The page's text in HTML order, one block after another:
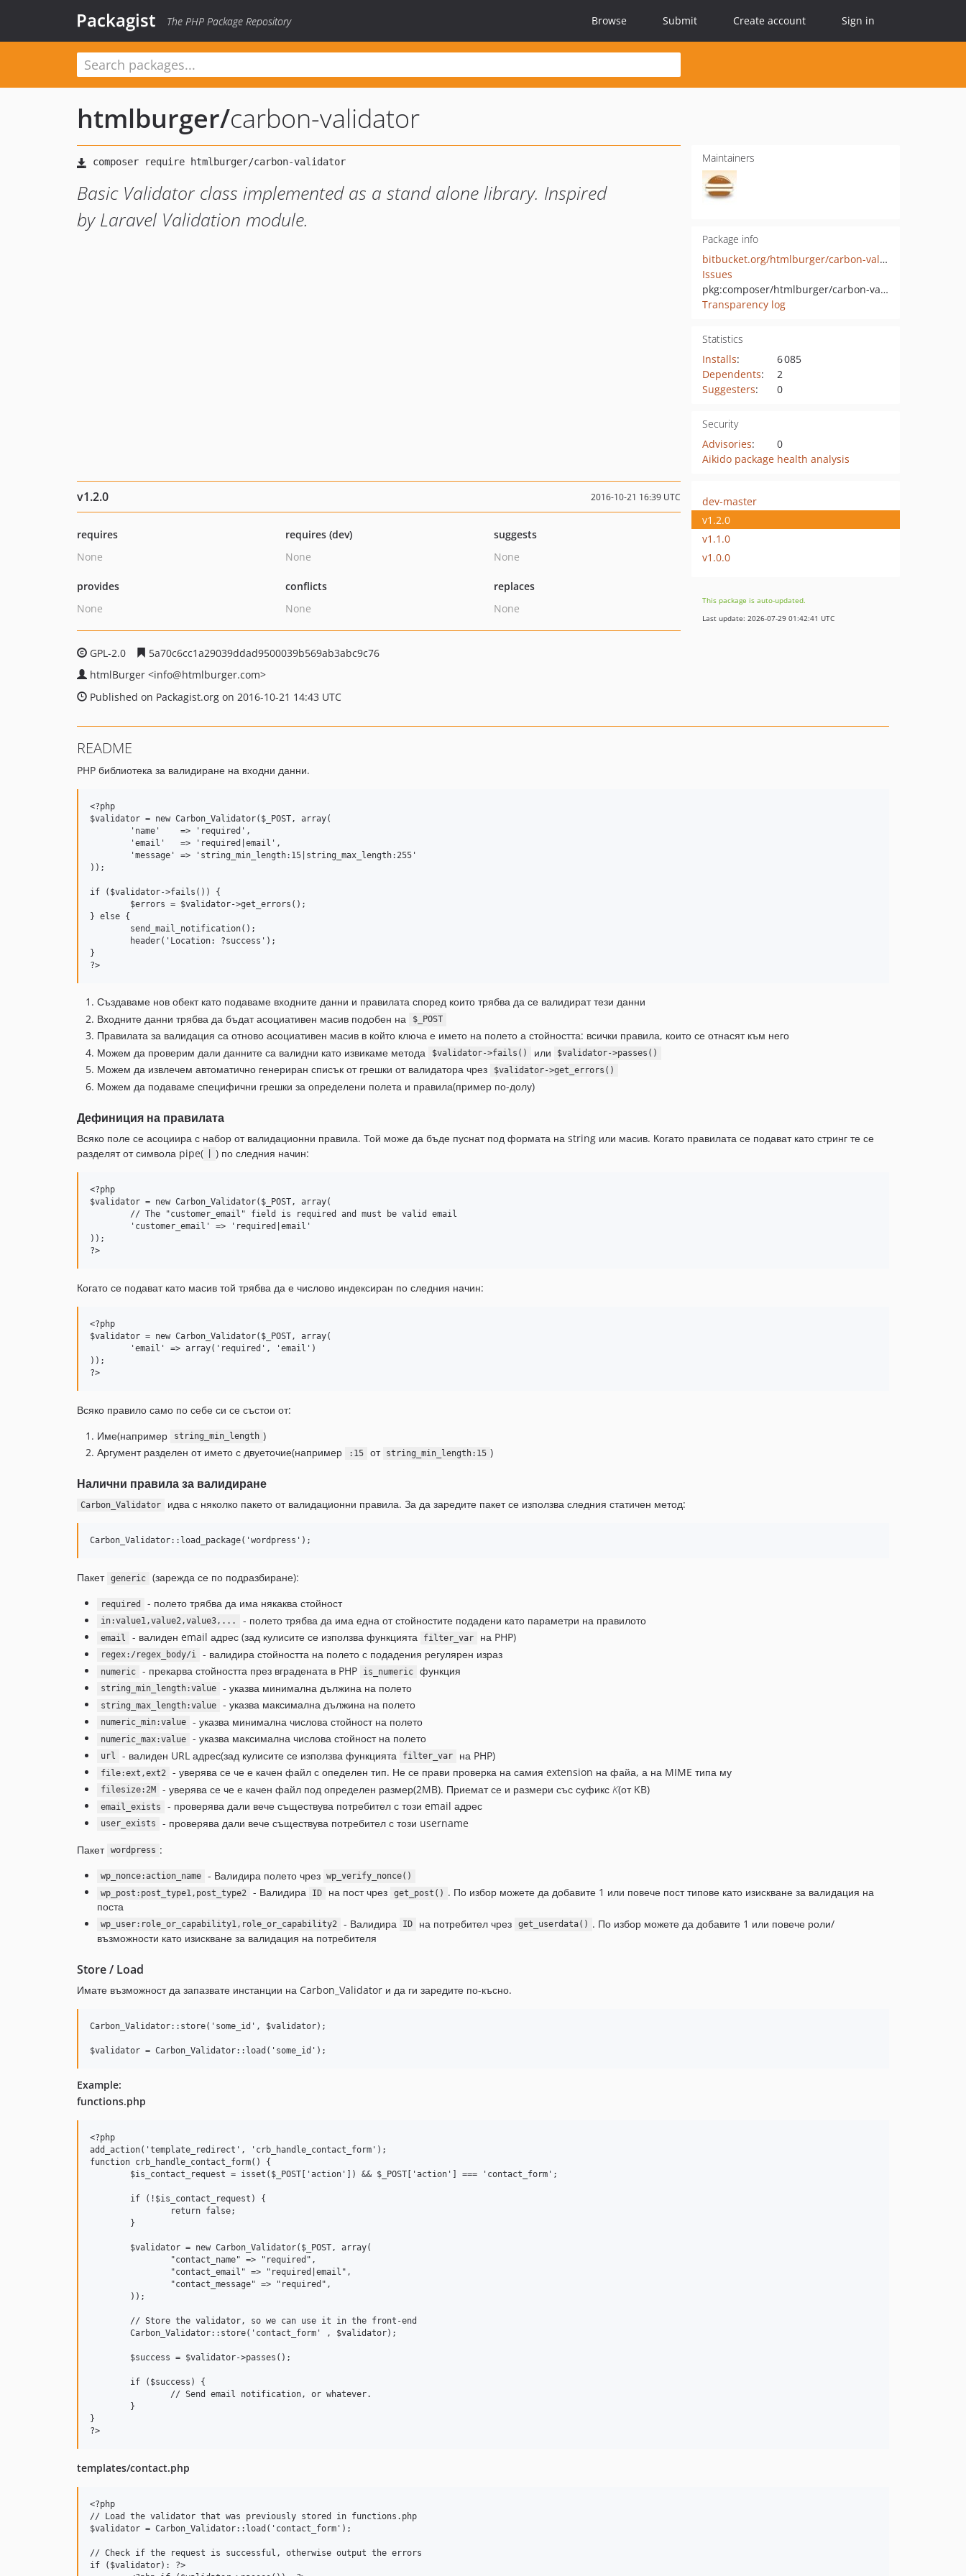
Packagist The PHP Package Repository Browse Submit Create account Sign in
htmlburger/carbon-validator
Basic Validator class implemented as a stand alone library. Inspired
by Laravel Validation module.
Maintainers
Package info
bitbucket.org/htmlburger/carbon-validator
Issues
pkg:composer/htmlburger/carbon-validator
Transparency log
Statistics
Installs:
6 085
Dependents:
2
Suggesters: 0
Security
Advisories:
0
Aikido package health analysis
v1.2.0 2016-10-21 16:39 UTC
requires
None
requires (dev)
None
suggests
None
provides
None
conflicts
None
replaces
None
GPL-2.0
5a70c6cc1a29039ddad9500039b569ab3abc9c76
htmlBurger <info@htmlburger.com>
Published on Packagist.org on 2016-10-21 14:43 UTC
dev-master
v1.2.0
v1.1.0
v1.0.0
This package is auto-updated.
Last update: 2026-07-29 01:42:41 UTC
README
PHP библиотека за валидиране на входни данни.
<?php
$validator = new Carbon_Validator($_POST, array(
));
if ($validator->fails()) {
} else {
}
Създаваме нов обект като подаваме входните данни и правилата според които трябва да се валидират тези данни
Входните данни трябва да бъдат асоциативен масив подобен на
$_POST
Правилата за валидация са отново асоциативен масив в който ключа е името на полето а стойността: всички правила, които се отнасят към него
Можем да проверим дали данните са валидни като извикаме метода
$validator->fails() или $validator->passes()
Можем да извлечем автоматично генериран списък от грешки от валидатора чрез $validator->get_errors()
Можем да подаваме специфични грешки за определени полета и правила(пример по-долу)
Дефиниция на правилата
Всяко поле се асоциира с набор от валидационни правила. Той може да бъде пуснат под формата на string или масив. Когато правилата се подават като стринг те се
разделят от символа pipe(
) по следния начин:
<?php
$validator = new Carbon_Validator($_POST, array(
));
Когато се подават като масив той трябва да е числово индексиран по следния начин:
<?php
$validator = new Carbon_Validator($_POST, array(
));
Всяко правило само по себе си се състои от:
Име(например
string_min_length )
Аргумент разделен от името с двуеточие(например
:15 от string_min_length:15 )
Налични правила за валидиране
Carbon_Validator идва с няколко пакето от валидационни правила. За да заредите пакет се използва следния статичен метод:
Пакет generic (зарежда се по подразбиране):
required - полето трябва да има някаква стойност
in:value1,value2,value3,... - полето трябва да има една от стойностите подадени като параметри на правилото
email - валиден email адрес (зад кулисите се използва функцията filter_var на PHP)
regex:/regex_body/i - валидира стойността на полето с подадения регулярен израз
numeric - прекарва стойността през вградената в PHP is_numeric функция
string_min_length:value - указва минимална дължина на полето
string_max_length:value - указва максимална дължина на полето
numeric_min:value - указва минимална числова стойност на полето
numeric_max:value - указва максимална числова стойност на полето
url - валиден URL адрес(зад кулисите се използва функцията filter_var на PHP)
file:ext,ext2 - уверява се че е качен файл с опеделен тип. Не се прави проверка на самия extension на файа, а на MIME типа му
filesize:2M - уверява се че е качен файл под определен размер(2MB). Приемат се и размери със суфикс K(от KB)
email_exists - проверява дали вече съществува потребител с този email адрес
user_exists
- проверява дали вече съществува потребител с този username
Пакет wordpress :
wp_nonce:action_name - Валидира полето чрез wp_verify_nonce()
wp_post:post_type1,post_type2
- Валидира ID на пост чрез get_post() . По избор можете да добавите 1 или повече пост типове като изискване за валидация на
поста
wp_user:role_or_capability1,role_or_capability2 - Валидира ID на потребител чрез get_userdata() . По избор можете да добавите 1 или повече роли/
възможности като изискване за валидация на потребителя
Store / Load
Имате възможност да запазвате инстанции на Carbon_Validator и да ги заредите по-късно.
Carbon_Validator::store('some_id', $validator);
Example:
functions.php
<?php
add_action('template_redirect', 'crb_handle_contact_form');
function crb_handle_contact_form() {
}
templates/contact.php
<?php
// Load the validator that was previously stored in functions.php
$validator = Carbon_Validator::load('contact_form');
// Check if the request is successful, otherwise output the errors
if ($validator): ?>